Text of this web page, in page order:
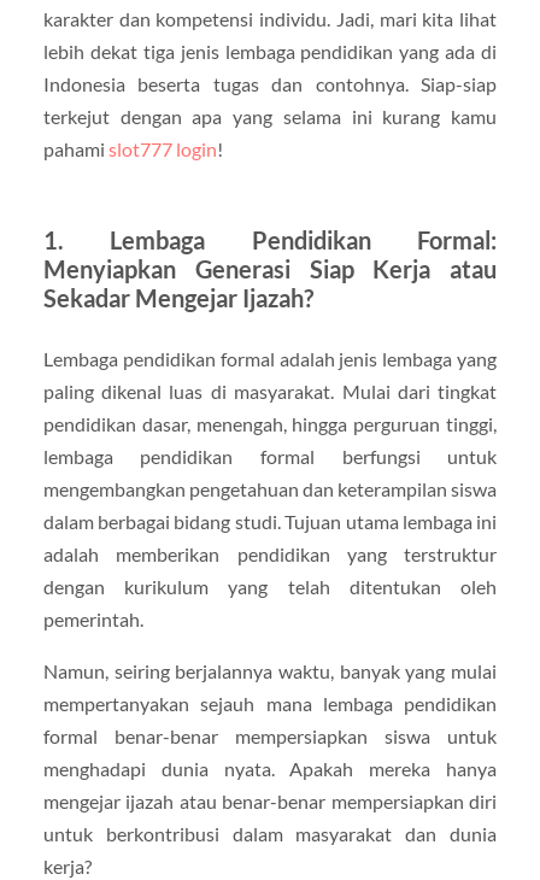
karakter dan kompetensi individu. Jadi, mari kita lihat
lebih dekat tiga jenis lembaga pendidikan yang ada di
Indonesia beserta tugas dan contohnya. Siap-siap
terkejut dengan apa yang selama ini kurang kamu
pahami slot777 login!
1. Lembaga Pendidikan Formal:
Menyiapkan Generasi Siap Kerja atau
Sekadar Mengejar Ijazah?
Lembaga pendidikan formal adalah jenis lembaga yang
paling dikenal luas di masyarakat. Mulai dari tingkat
pendidikan dasar, menengah, hingga perguruan tinggi,
lembaga pendidikan formal berfungsi untuk
mengembangkan pengetahuan dan keterampilan siswa
dalam berbagai bidang studi. Tujuan utama lembaga ini
adalah memberikan pendidikan yang terstruktur
dengan kurikulum yang telah ditentukan oleh
pemerintah.
Namun, seiring berjalannya waktu, banyak yang mulai
mempertanyakan sejauh mana lembaga pendidikan
formal benar-benar mempersiapkan siswa untuk
menghadapi dunia nyata. Apakah mereka hanya
mengejar ijazah atau benar-benar mempersiapkan diri
untuk berkontribusi dalam masyarakat dan dunia
kerja?